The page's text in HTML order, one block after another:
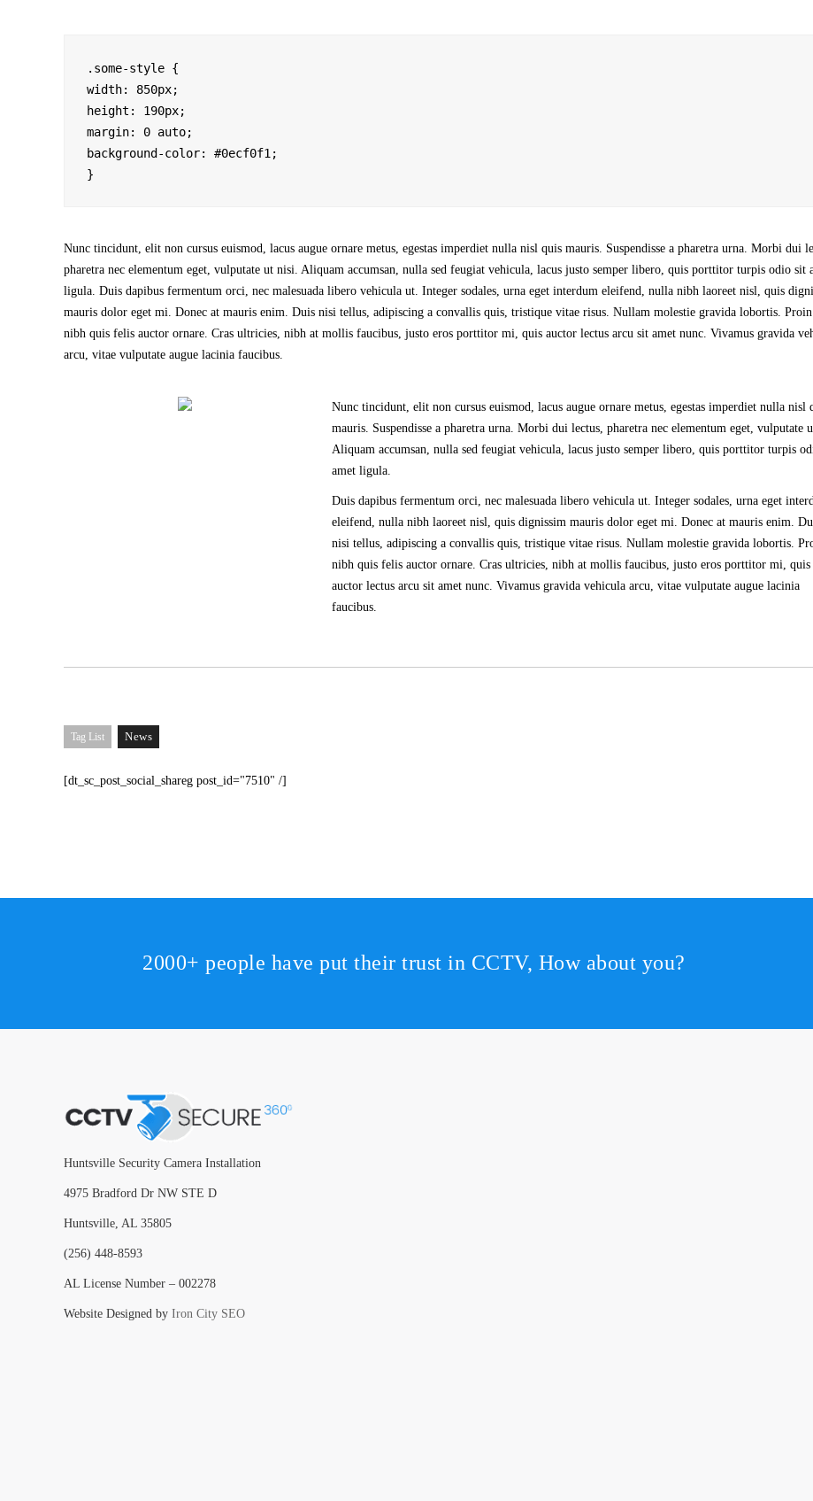
.some-style {
width: 850px;
height: 190px;
margin: 0 auto;
background-color: #0ecf0f1;
Nunc tincidunt, elit non cursus euismod, lacus augue ornare metus, egestas imperdiet nulla nisl quis mauris. Suspendisse a pharetra urna. Morbi dui
pharetra nec elementum eget, vulputate ut nisi. Aliquam accumsan, nulla sed feugiat vehicula, lacus justo semper libero, quis porttitor turpis odio sit
ligula. Duis dapibus fermentum orci, nec malesuada libero vehicula ut. Integer sodales, urna eget interdum eleifend, nulla nibh laoreet nisl, quis
mauris dolor eget mi. Donec at mauris enim. Duis nisi tellus, adipiscing a convallis quis, tristique vitae risus. Nullam molestie gravida lobortis.
nibh quis felis auctor ornare. Cras ultricies, nibh at mollis faucibus, justo eros porttitor mi, quis auctor lectus arcu sit amet nunc. Vivamus gravida
arcu, vitae vulputate augue lacinia faucibus.
Nunc tincidunt, elit non cursus euismod, lacus augue ornare metus, egestas imperdiet nulla nisl
mauris. Suspendisse a pharetra urna. Morbi dui lectus, pharetra nec elementum eget, vulputate
Aliquam accumsan, nulla sed feugiat vehicula, lacus justo semper libero, quis porttitor turpis
amet ligula.
Duis dapibus fermentum orci, nec malesuada libero vehicula ut. Integer sodales, urna eget
eleifend, nulla nibh laoreet nisl, quis dignissim mauris dolor eget mi. Donec at mauris enim.
nisi tellus, adipiscing a convallis quis, tristique vitae risus. Nullam molestie gravida lobortis.
nibh quis felis auctor ornare. Cras ultricies, nibh at mollis faucibus, justo eros porttitor mi, quis
auctor lectus arcu sit amet nunc. Vivamus gravida vehicula arcu, vitae vulputate augue lacinia
faucibus.
Tag List News
[dt_sc_post_social_shareg post_id="7510" /]
2000+ people have put their trust in CCTV, How about you?
Huntsville Security Camera Installation
4975 Bradford Dr NW STE D
Huntsville, AL 35805
(256) 448-8593
AL License Number – 002278
Website Designed by Iron City SEO